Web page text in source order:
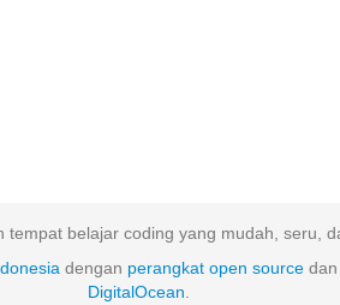
tempat belajar coding yang mudah, seru,
dengan perangkat open source
DigitalOcean